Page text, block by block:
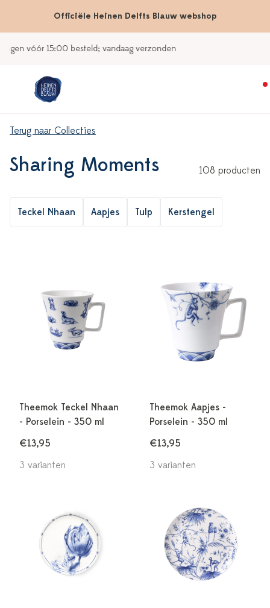
Officiële Heinen Delfts Blauw webshop
Onze winkels
Terug naar Collecties
Sharing Moments 108 producten
Teckel Nhaan Aapjes Tulp Kerstengel
Theemok Teckel Nhaan
- Porselein - 350 ml
€13,95
3 varianten
Theemok Aapjes -
Porselein - 350 ml
€13,95
3 varianten